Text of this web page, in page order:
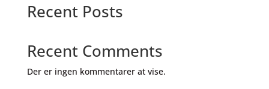
Recent Posts
Recent Comments
Der er ingen kommentarer at vise.